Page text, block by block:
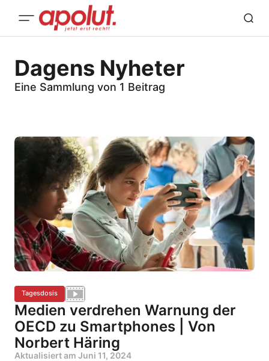
Dagens Nyheter
Eine Sammlung von 1 Beitrag
Tagesdosis
Medien verdrehen Warnung der
OECD zu Smartphones | Von
Norbert Häring
Aktualisiert am Juni 11, 2024